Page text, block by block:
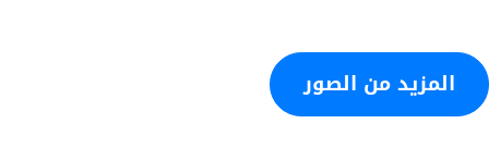
المزيد من الصور